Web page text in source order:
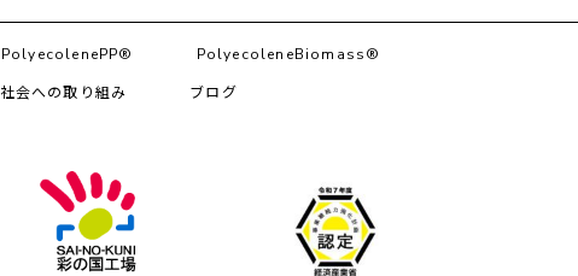
PolyecolenePP®︎
PolyecoleneBiomass®
社会への取り組み ブログ